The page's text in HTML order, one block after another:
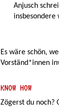
Anjusch
insbesondere
Es wäre schön,
Vorständ*innen
KNOW HOW
Zögerst du noch?